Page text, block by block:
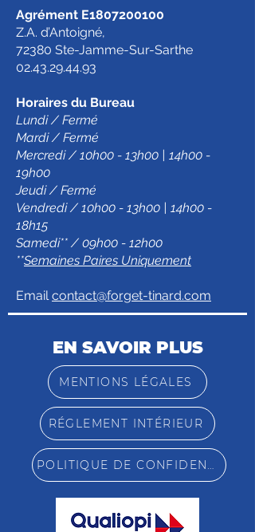
Agrément E1807200100
Z.A. d’Antoigné,
72380 Ste-Jamme-Sur-Sarthe
02.43.29.44.93
Horaires du Bureau
Lundi / Fermé
Mardi / Fermé
Mercredi / 10h00 - 13h00 | 14h00 -
19h00
Jeudi / Fermé
Vendredi / 10h00 - 13h00 | 14h00 -
18h15
Samedi** / 09h00 - 12h00
**Semaines Paires Uniquement
Emailcontact@forget-tinard.com
EN SAVOIR PLUS
MENTIONS LÉGALES
RÉGLEMENT INTÉRIEUR
POLITIQUE DE CONFIDENTIALITÉ